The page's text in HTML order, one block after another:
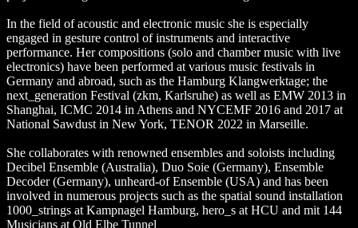
In the field of acoustic and electronic music she is especially
engaged in gesture control of instruments and interactive
performance. Her compositions (solo and chamber music with live
electronics) have been performed at various music festivals in
Germany and abroad, such as the Hamburg Klangwerktage; the
next_generation Festival (zkm, Karlsruhe) as well as EMW 2013 in
Shanghai, ICMC 2014 in Athens and NYCEMF 2016 and 2017 at
National Sawdust in New York, TENOR 2022 in Marseille.
She collaborates with renowned ensembles and soloists including
Decibel Ensemble (Australia), Duo Soie (Germany), Ensemble
Decoder (Germany), unheard-of Ensemble (USA) and has been
involved in numerous projects such as the spatial sound installation
1000_strings at Kampnagel Hamburg, hero_s at HCU and mit 144
Musicians at Old Elbe Tunnel